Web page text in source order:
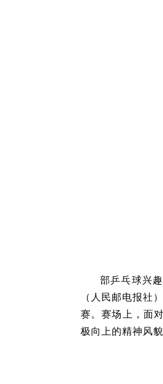
部乒乓球兴
（人民邮电报社
赛。赛场上，面
极向上的精神风貌